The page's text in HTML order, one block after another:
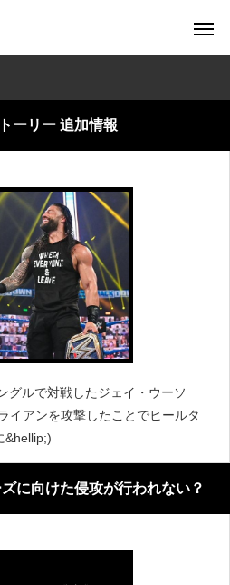
ーリー 追加情報
グルで対戦したジェイ・ウーソ
イアンを攻撃したことでヒールタ
&hellip;)
に向けた侵攻が行われない？